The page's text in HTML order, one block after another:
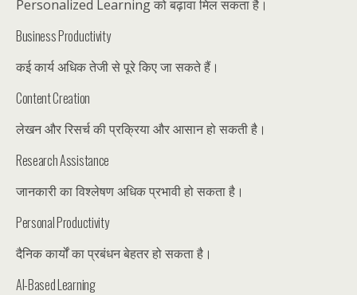
Personalized Learning को बढ़ावा मिल सकता है।
Business Productivity
कई कार्य अधिक तेजी से पूरे किए जा सकते हैं।
Content Creation
लेखन और रिसर्च की प्रक्रिया और आसान हो सकती है।
Research Assistance
जानकारी का विश्लेषण अधिक प्रभावी हो सकता है।
Personal Productivity
दैनिक कार्यों का प्रबंधन बेहतर हो सकता है।
AI-Based Learning